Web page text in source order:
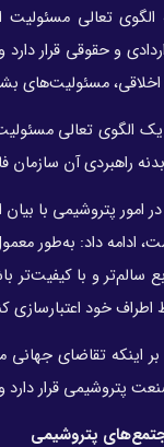
الگوی تعالی
و حقوقی قرار
مسئولیت‌های
یک الگوی تعالی
راهبردی آن سازمان
امور پتروشیمی با
ادامه داد: به‌طور
سالم‌تر و با کیفیت‌تر
خود اعتبارسازی
پتروشیمی قرار
پتروشیمی